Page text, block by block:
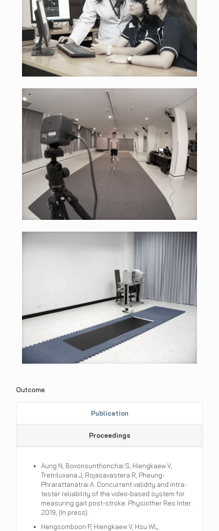
Outcome
Publication
Proceedings
Aung N, Bovonsunthonchai S, Hiengkaew V,
Tretriluxana J, Rojasavastera R, Pheung-
Phrarattanatrai A. Concurrent validity and intra-
tester reliability of the video-based system for
measuring gait post-stroke. Physiother Res Inter.
2019; (In press).
Hengsomboon P, Hiengkaew V, Hsu WL,